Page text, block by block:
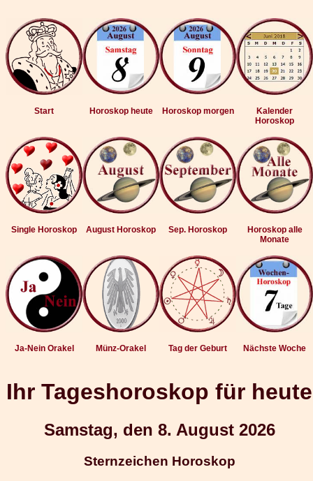
Start Horoskop heute Horoskop morgen
Kalender
Horoskop
Single Horoskop August Horoskop Sep. Horoskop
Horoskop alle
Monate
Ja-Nein Orakel Münz-Orakel Tag der Geburt Nächste Woche
Ihr Tageshoroskop für heute
Samstag, den 8. August 2026
Sternzeichen Horoskop